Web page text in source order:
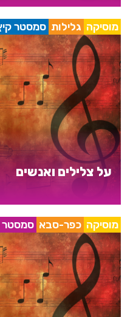
מוסיקה גלילות סמסטר
על צלילים ואנשים
מוסיקה כפר-סבא סמסטר